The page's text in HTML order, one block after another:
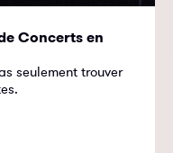
Concerts en
seulement trouver